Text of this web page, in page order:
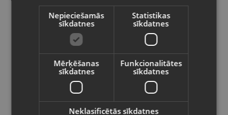
Clatronic BFS 3616
valodā
Valsts
Latviešu / Latvian
Nepieciešamās
sīkdatnes
Statistikas
sīkdatnes
Mērķēšanas
sīkdatnes
Funkcionalitātes
sīkdatnes
Neklasificētās sīkdatnes